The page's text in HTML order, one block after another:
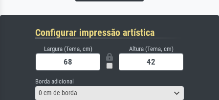
Configurar impressão artística
Largura (Tema, cm) Altura (Tema, cm)
Borda adicional
0 cm de borda